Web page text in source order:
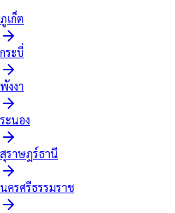
ภูเก็ต
กระบี่
พังงา
ระนอง
สุราษฎร์ธานี
นครศรีธรรมราช